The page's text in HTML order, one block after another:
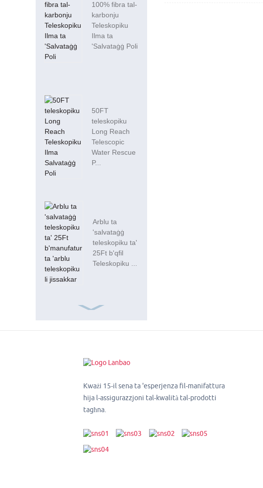
100% fibra tal-
karbonju
Teleskopiku
Ilma ta
'Salvataġġ Poli
50FT
teleskopiku
Long Reach
Telescopic
Water Rescue
P...
Arblu ta
'salvataġġ
teleskopiku ta'
25Ft b'qfil
Teleskopiku ...
20mm Tubu tal-
fibra tal-ħġieġ
Tubi komposti
tal-fibreglass
teleskopiċi
Kważi 15-il sena ta 'esperjenza fil-manifattura
hija l-assigurazzjoni tal-kwalità tal-prodotti
tagħna.